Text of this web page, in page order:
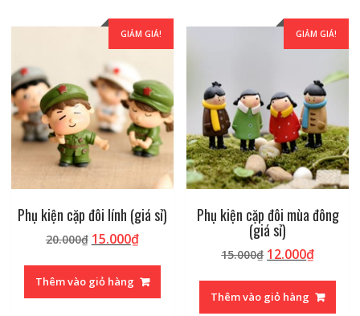
GIẢM GIÁ!
Phụ kiện cặp đôi lính (giá sỉ)
20.000₫ Giá
là:
20.000₫.
15.000₫Giá
tại
là:
Thêm vào giỏ hàng
GIẢM GIÁ!
Phụ kiện cặp đôi mùa đông
(giá sỉ)
15.000₫ Giá
là:
15.000₫.
12.000₫Giá
tại
là:
Thêm vào giỏ hàng